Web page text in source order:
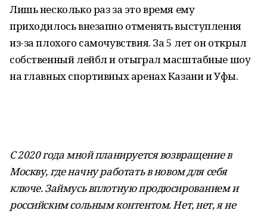
Лишь несколько раз за это время ему
приходилось внезапно отменять выступления
из-за плохого самочувствия. За 5 лет он открыл
собственный лейбл и отыграл масштабные шоу
на главных спортивных аренах Казани и Уфы.
С 2020 года мной планируется возвращение в
Москву, где начну работать в новом для себя
ключе. Займусь вплотную продюсированием и
российским сольным контентом. Нет, нет, я не